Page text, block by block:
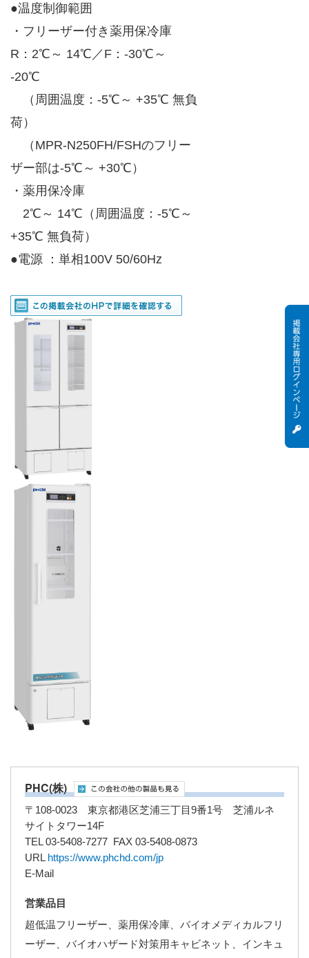
●温度制御範囲
・フリーザー付き薬用保冷庫
R：2℃～ 14℃／F：-30℃～
-20℃
（周囲温度：-5℃～ +35℃ 無負
荷）
（MPR-N250FH/FSHのフリー
ザー部は-5℃～ +30℃）
・薬用保冷庫
2℃～ 14℃（周囲温度：-5℃～
+35℃ 無負荷）
●電源 ：単相100V 50/60Hz
PHC(株)
〒108-0023 東京都港区芝浦三丁目9番1号 芝浦ルネ
サイトタワー14F
TEL 03-5408-7277 FAX 03-5408-0873
URL https://www.phchd.com/jp
E-Mail
営業品目
超低温フリーザー、薬用保冷庫、バイオメディカルフリ
ーザー、バイオハザード対策用キャビネット、インキュ